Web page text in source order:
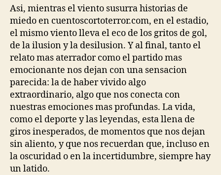
Asi, mientras el viento susurra historias de
miedo en cuentoscortoterror.com, en el estadio,
el mismo viento lleva el eco de los gritos de gol,
de la ilusion y la desilusion. Y al final, tanto el
relato mas aterrador como el partido mas
emocionante nos dejan con una sensacion
parecida: la de haber vivido algo
extraordinario, algo que nos conecta con
nuestras emociones mas profundas. La vida,
como el deporte y las leyendas, esta llena de
giros inesperados, de momentos que nos dejan
sin aliento, y que nos recuerdan que, incluso en
la oscuridad o en la incertidumbre, siempre hay
un latido.